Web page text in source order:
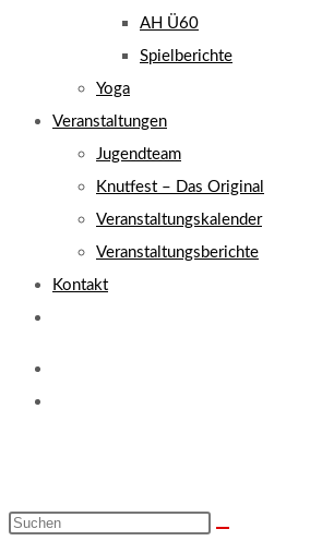
AH Ü60
Spielberichte
Yoga
Veranstaltungen
Jugendteam
Knutfest – Das Original
Veranstaltungskalender
Veranstaltungsberichte
Kontakt
Diese